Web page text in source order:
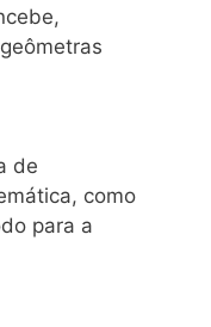
de
como
para a